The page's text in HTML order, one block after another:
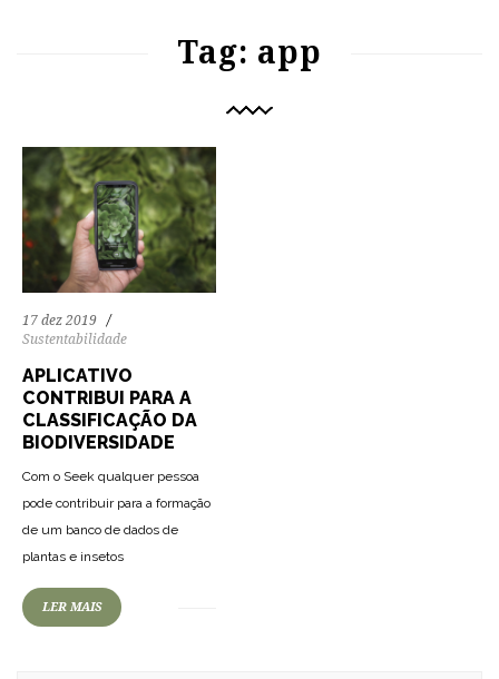
Tag: app
17 dez 2019
Sustentabilidade
APLICATIVO
CONTRIBUI PARA A
CLASSIFICAÇÃO DA
BIODIVERSIDADE
Com o Seek qualquer pessoa
pode contribuir para a formação
de um banco de dados de
plantas e insetos
LER MAIS